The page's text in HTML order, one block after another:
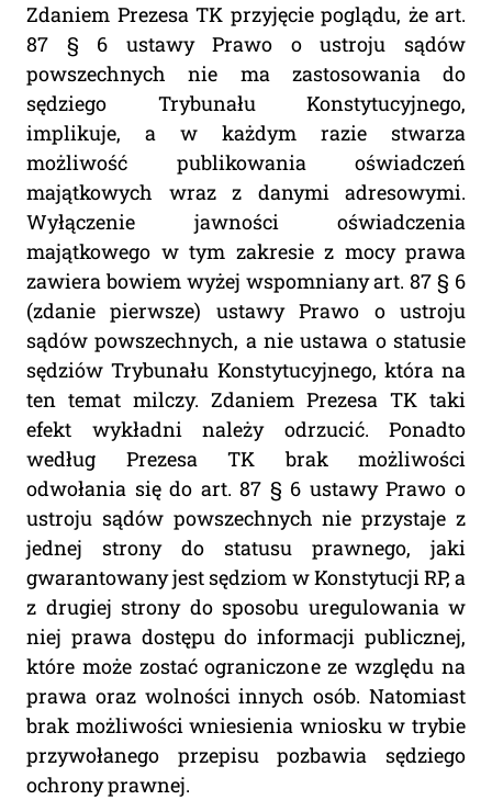
Zdaniem Prezesa TK przyjęcie poglądu, że art.
87 § 6 ustawy Prawo o ustroju sądów
powszechnych nie ma zastosowania do
sędziego Trybunału Konstytucyjnego,
implikuje, a w każdym razie stwarza
możliwość publikowania oświadczeń
majątkowych wraz z danymi adresowymi.
Wyłączenie jawności oświadczenia
majątkowego w tym zakresie z mocy prawa
zawiera bowiem wyżej wspomniany art. 87 § 6
(zdanie pierwsze) ustawy Prawo o ustroju
sądów powszechnych, a nie ustawa o statusie
sędziów Trybunału Konstytucyjnego, która na
ten temat milczy. Zdaniem Prezesa TK taki
efekt wykładni należy odrzucić. Ponadto
według Prezesa TK brak możliwości
odwołania się do art. 87 § 6 ustawy Prawo o
ustroju sądów powszechnych nie przystaje z
jednej strony do statusu prawnego, jaki
gwarantowany jest sędziom w Konstytucji RP, a
z drugiej strony do sposobu uregulowania w
niej prawa dostępu do informacji publicznej,
które może zostać ograniczone ze względu na
prawa oraz wolności innych osób. Natomiast
brak możliwości wniesienia wniosku w trybie
przywołanego przepisu pozbawia sędziego
ochrony prawnej.